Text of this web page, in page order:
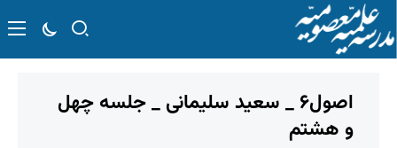
اصول۶ _ سعید سلیمانی _ جلسه چهل
و هشتم